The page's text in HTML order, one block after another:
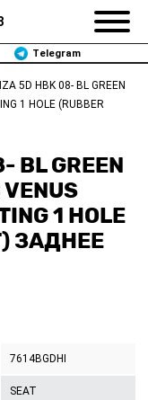
Telegram
5D HBK 08- BL GREEN
1 HOLE (RUBBER
BL GREEN
1 HOLE
ЗАДНЕЕ
7614BGDHI
SEAT